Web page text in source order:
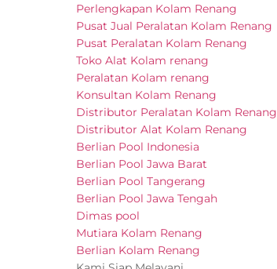
Perlengkapan Kolam Renang
Pusat Jual Peralatan Kolam Renang
Pusat Peralatan Kolam Renang
Toko Alat Kolam renang
Peralatan Kolam renang
Konsultan Kolam Renang
Distributor Peralatan Kolam Renang
Distributor Alat Kolam Renang
Berlian Pool Indonesia
Berlian Pool Jawa Barat
Berlian Pool Tangerang
Berlian Pool Jawa Tengah
Dimas pool
Mutiara Kolam Renang
Berlian Kolam Renang